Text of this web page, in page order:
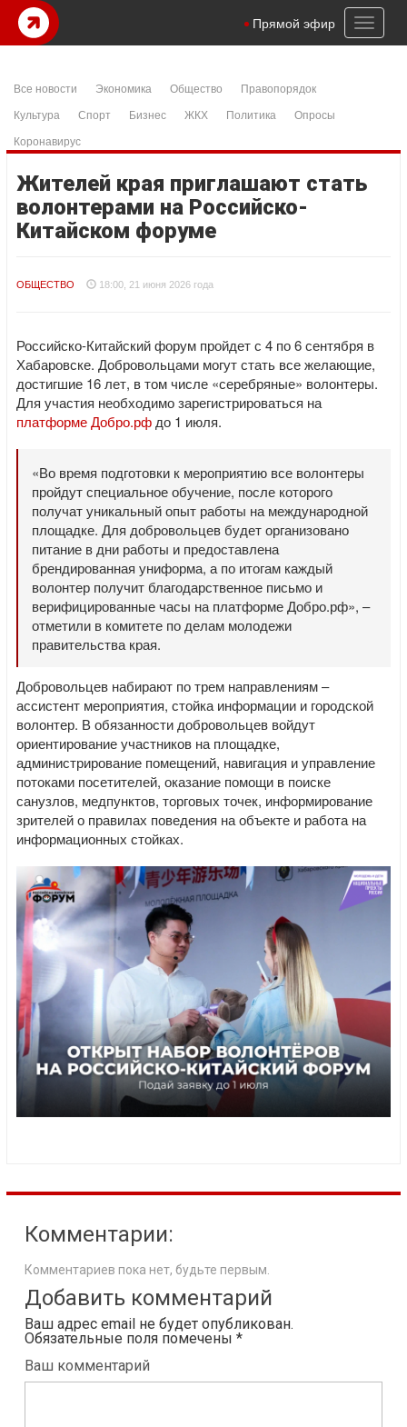
Toggle
Прямой эфир
Все новости Экономика Общество
Правопорядок
Культура
Спорт Бизнес ЖКХ Политика
Опросы
Коронавирус
Жителей края приглашают стать
волонтерами на Российско-
Китайском форуме
ОБЩЕСТВО 18:00, 21 июня 2026 года
Российско-Китайский форум пройдет с 4 по 6 сентября в
Хабаровске. Добровольцами могут стать все желающие,
достигшие 16 лет, в том числе «серебряные» волонтеры.
Для участия необходимо зарегистрироваться на
платформе Добро.рф до 1 июля.
«Во время подготовки к мероприятию все волонтеры
пройдут специальное обучение, после которого
получат уникальный опыт работы на международной
площадке. Для добровольцев будет организовано
питание в дни работы и предоставлена
брендированная униформа, а по итогам каждый
волонтер получит благодарственное письмо и
верифицированные часы на платформе Добро.рф», –
отметили в комитете по делам молодежи
правительства края.
Добровольцев набирают по трем направлениям –
ассистент мероприятия, стойка информации и городской
волонтер. В обязанности добровольцев войдут
ориентирование участников на площадке,
администрирование помещений, навигация и управление
потоками посетителей, оказание помощи в поиске
санузлов, медпунктов, торговых точек, информирование
зрителей о правилах поведения на объекте и работа на
информационных стойках.
Комментарии:
Комментариев пока нет, будьте первым.
Добавить комментарий
Ваш адрес email не будет опубликован.
Обязательные поля помечены *
Ваш комментарий